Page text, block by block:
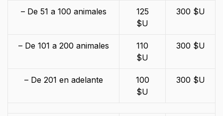
– De 51 a 100 animales
125
$U
300 $U
– De 101 a 200 animales
110
$U
300 $U
– De 201 en adelante
100
$U
300 $U